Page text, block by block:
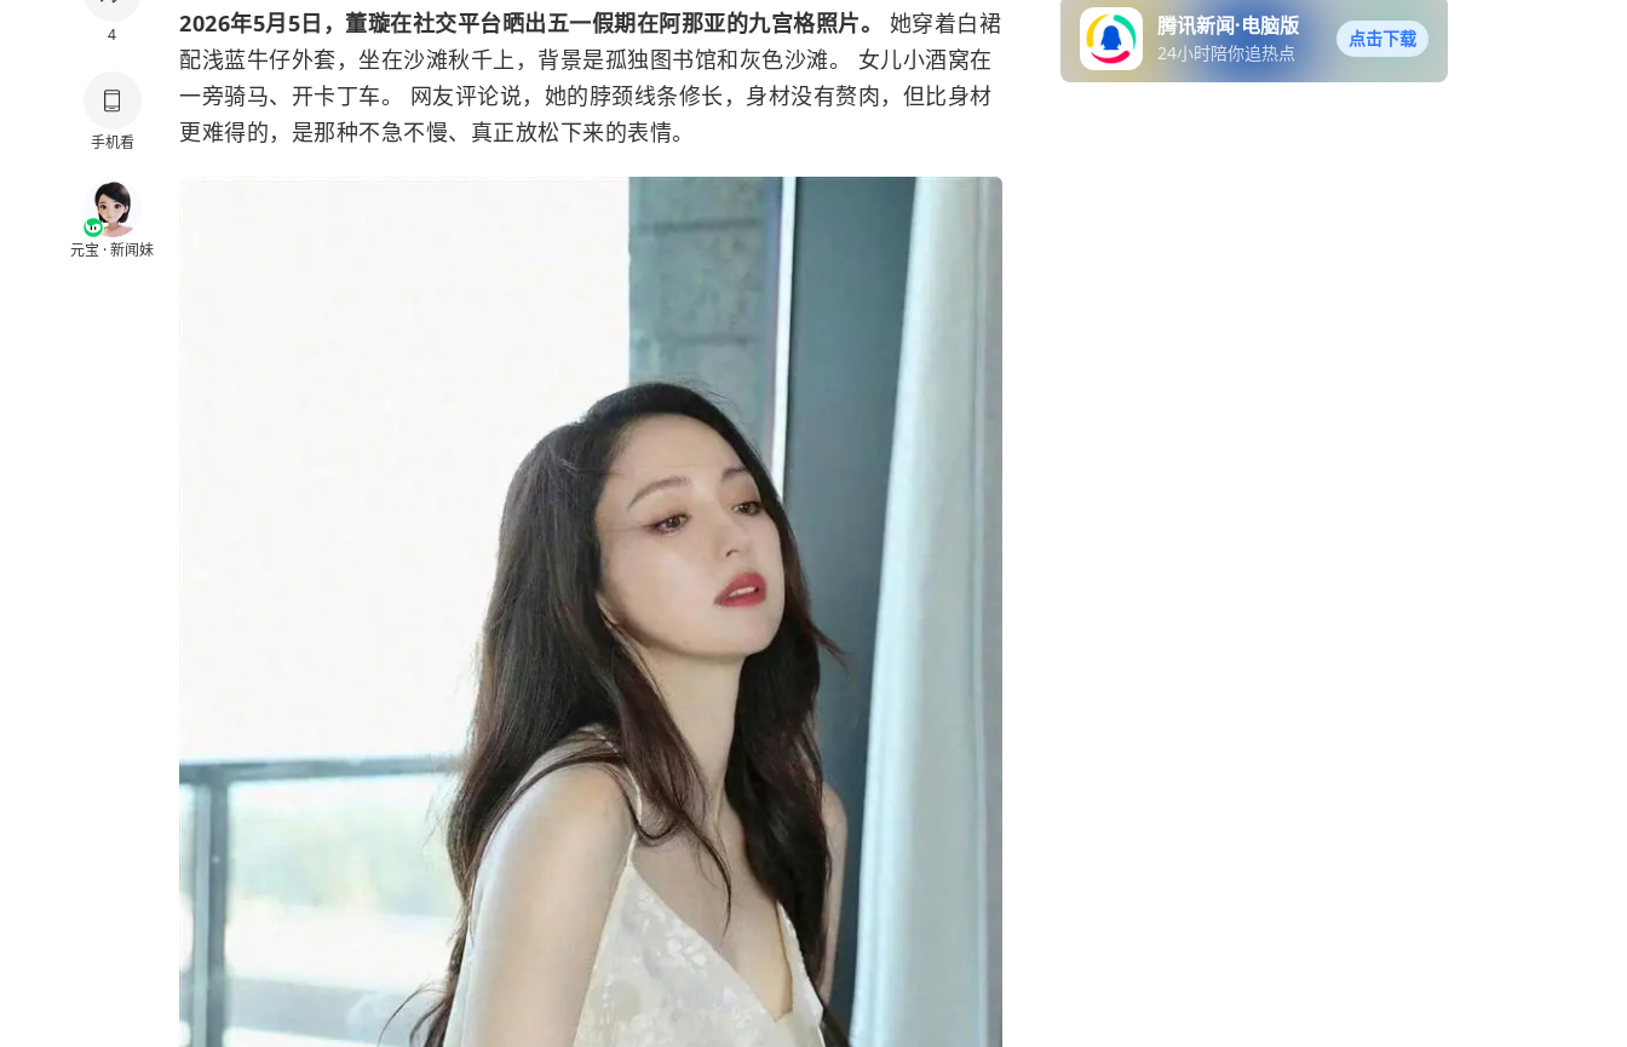
4
手机看
元宝 · 新闻妹
2026年5月5日，董璇在社交平台晒出五一假期在阿那亚的九宫格照片。 她穿着白裙
配浅蓝牛仔外套，坐在沙滩秋千上，背景是孤独图书馆和灰色沙滩。 女儿小酒窝在
一旁骑马、开卡丁车。 网友评论说，她的脖颈线条修长，身材没有赘肉，但比身材
更难得的，是那种不急不慢、真正放松下来的表情。
腾讯新闻·电脑版
24小时陪你追热点
点击下载